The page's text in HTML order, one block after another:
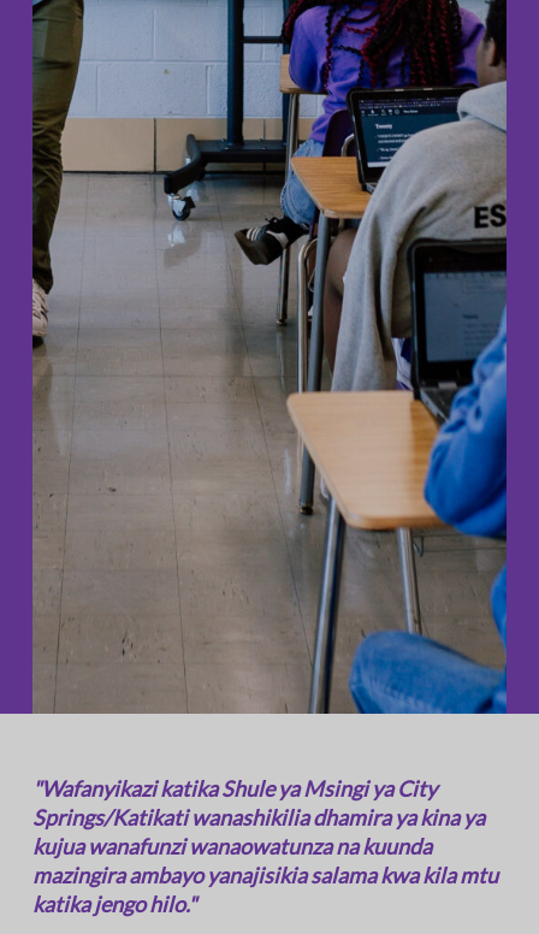
"Wafanyikazi katika Shule ya Msingi ya City
Springs/Katikati wanashikilia dhamira ya kina ya
kujua wanafunzi wanaowatunza na kuunda
mazingira ambayo yanajisikia salama kwa kila mtu
katika jengo hilo."